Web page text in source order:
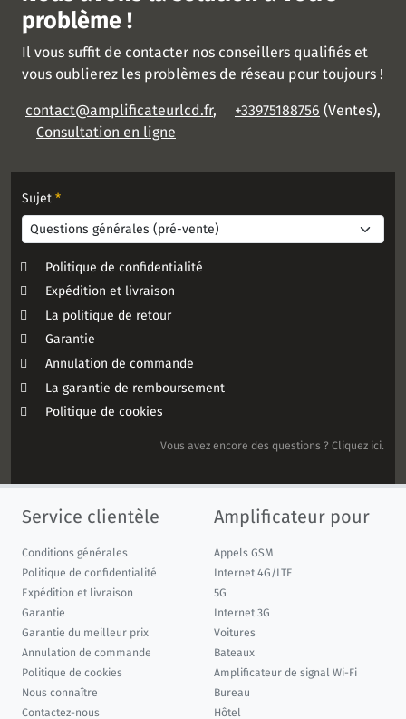
problème !
Il vous suffit de contacter nos conseillers qualifiés et
vous oublierez les problèmes de réseau pour toujours !
contact@amplificateurlcd.fr, +33975188756 (Ventes),
Consultation en ligne
Sujet *
Politique de confidentialité
Expédition et livraison
La politique de retour
Garantie
Annulation de commande
La garantie de remboursement
Politique de cookies
Vous avez encore des questions ? Cliquez ici.
Service clientèle
Conditions générales
Politique de confidentialité
Expédition et livraison
Garantie
Garantie du meilleur prix
Annulation de commande
Politique de cookies
Nous connaître
Contactez-nous
Amplificateur pour
Appels GSM
Internet 4G/LTE
5G
Internet 3G
Voitures
Bateaux
Amplificateur de signal Wi-Fi
Bureau
Hôtel